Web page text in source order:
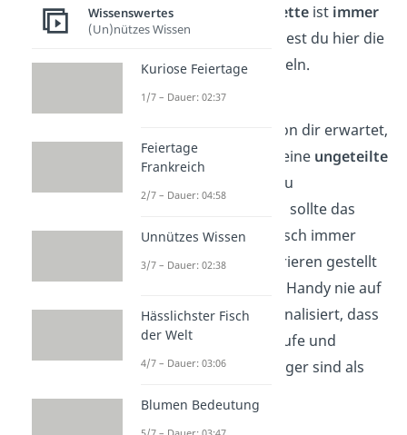
gewisses Maß an
Etikette ist immer
angebracht! Dazu findest du hier die
6 wichtigsten Tischregeln.
Smartphone weg!
Beim Essen wird von dir erwartet,
dem Gegenüber deine ungeteilte
zu
schenken. Deshalb sollte das
Smartphone am Tisch immer
zumindest auf Vibrieren gestellt
werden. Lege dein Handy nie auf
den Tisch! Dies signalisiert, dass
dir potenzielle Anrufe und
Nachrichten wichtiger sind als
Wissenswertes
(Un)nützes Wissen
Kuriose Feiertage
1/7 – Dauer: 02:37
Feiertage
Frankreich
2/7 – Dauer: 04:58
Unnützes Wissen
3/7 – Dauer: 02:38
Hässlichster Fisch
der Welt
4/7 – Dauer: 03:06
Blumen Bedeutung